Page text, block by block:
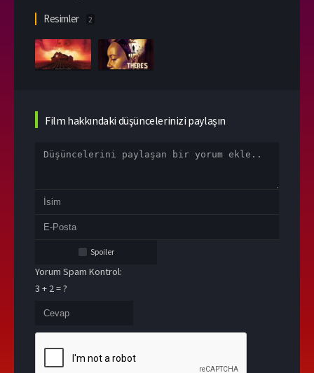
Resimler 2
Film hakkındaki düşüncelerinizi paylaşın
Spoiler
Yorum Spam Kontrol:
3 + 2 = ?